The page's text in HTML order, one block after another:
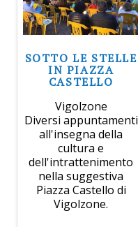
SOTTO LE STELLE
IN PIAZZA
CASTELLO
Vigolzone
Diversi appuntamenti
all'insegna della
cultura e
dell'intrattenimento
nella suggestiva
Piazza Castello di
Vigolzone.